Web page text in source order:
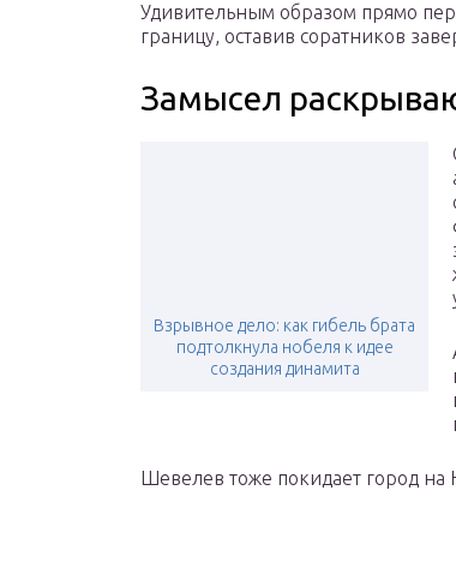
Удивительным образом прямо
границу, оставив соратников
Замысел
Взрывное дело: как гибель брата
подтолкнула нобеля к идее
создания динамита
Шевелев тоже покидает город на